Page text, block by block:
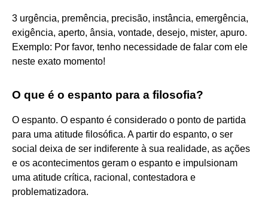
3 urgência, premência, precisão, instância, emergência,
exigência, aperto, ânsia, vontade, desejo, mister, apuro.
Exemplo: Por favor, tenho necessidade de falar com ele
neste exato momento!
O que é o espanto para a filosofia?
O espanto. O espanto é considerado o ponto de partida
para uma atitude filosófica. A partir do espanto, o ser
social deixa de ser indiferente à sua realidade, as ações
e os acontecimentos geram o espanto e impulsionam
uma atitude crítica, racional, contestadora e
problematizadora.